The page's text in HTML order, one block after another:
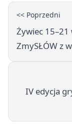
<< Poprzedni
Żywiec
ZmySŁÓW z
IV edycja